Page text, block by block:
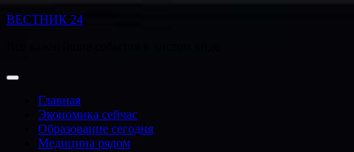
Перейти
ВЕСТНИК 24
Главная
Экономика сейчас
Образование сегодня
Медицина рядом